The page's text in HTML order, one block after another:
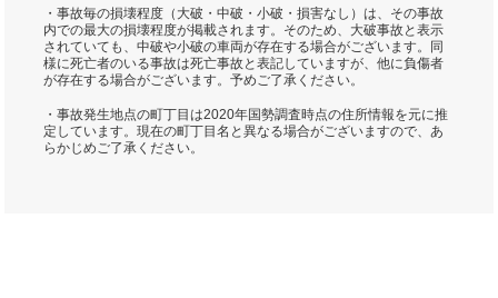
・事故毎の損壊程度（大破・中破・小破・損害なし）は、その事故
内での最大の損壊程度が掲載されます。そのため、大破事故と表示
されていても、中破や小破の車両が存在する場合がございます。同
様に死亡者のいる事故は死亡事故と表記していますが、他に負傷者
が存在する場合がございます。予めご了承ください。
・事故発生地点の町丁目は2020年国勢調査時点の住所情報を元に推
定しています。現在の町丁目名と異なる場合がございますので、あ
らかじめご了承ください。